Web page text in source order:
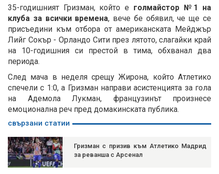
35-годишният Гризман, който е голмайстор №1 на
клуба за всички времена, вече бе обявил, че ще се
присъедини към отбора от американската Мейджър
Лийг Сокър - Орландо Сити през лятото, слагайки край
на 10-годишния си престой в тима, обхванал два
периода.
След мача в неделя срещу Жирона, който Атлетико
спечели с 1:0, а Гризман направи асистенцията за гола
на Адемола Лукман, французинът произнесе
емоционална реч пред домакинската публика.
свързани статии
Гризман с призив към Атлетико Мадрид
за реванша с Арсенал